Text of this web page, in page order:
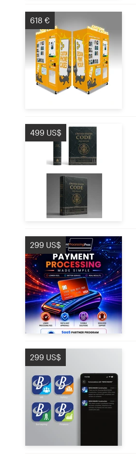
618 €
499 US$
299 US$
299 US$